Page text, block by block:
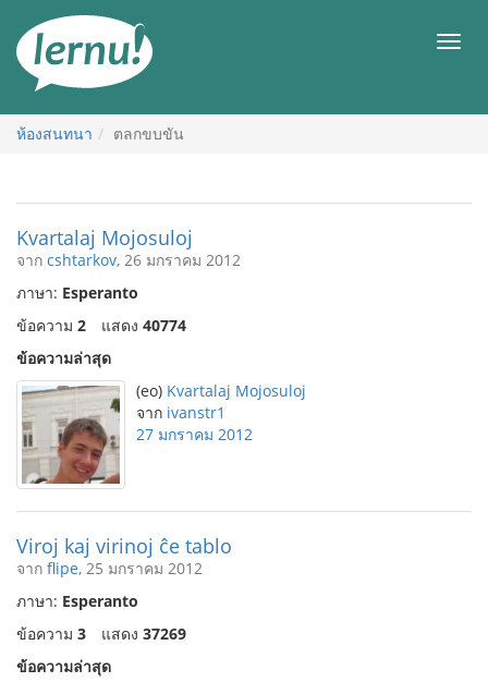
สารบัญ
เมนู
ห้องสนทนา ตลกขบขัน
Kvartalaj Mojosuloj
จาก cshtarkov, 26 มกราคม 2012
ภาษา: Esperanto
ข้อความ 2 แสดง 40774
ข้อความล่าสุด
(eo) Kvartalaj Mojosuloj
จาก ivanstr1
27 มกราคม 2012
Viroj kaj virinoj ĉe tablo
จาก flipe, 25 มกราคม 2012
ภาษา: Esperanto
ข้อความ 3 แสดง 37269
ข้อความล่าสุด